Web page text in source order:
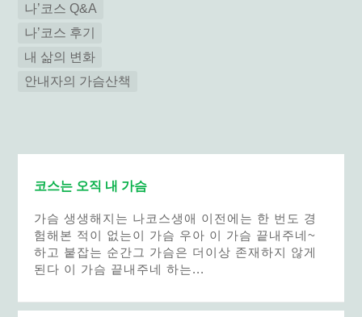
나’코스 Q&A
나’코스 후기
내 삶의 변화
안내자의 가슴산책
코스는 오직 내 가슴
가슴 생생해지는 나코스생애 이전에는 한 번도 경
험해본 적이 없는이 가슴 우아 이 가슴 끝내주네~
하고 붙잡는 순간그 가슴은 더이상 존재하지 않게
된다 이 가슴 끝내주네 하는...